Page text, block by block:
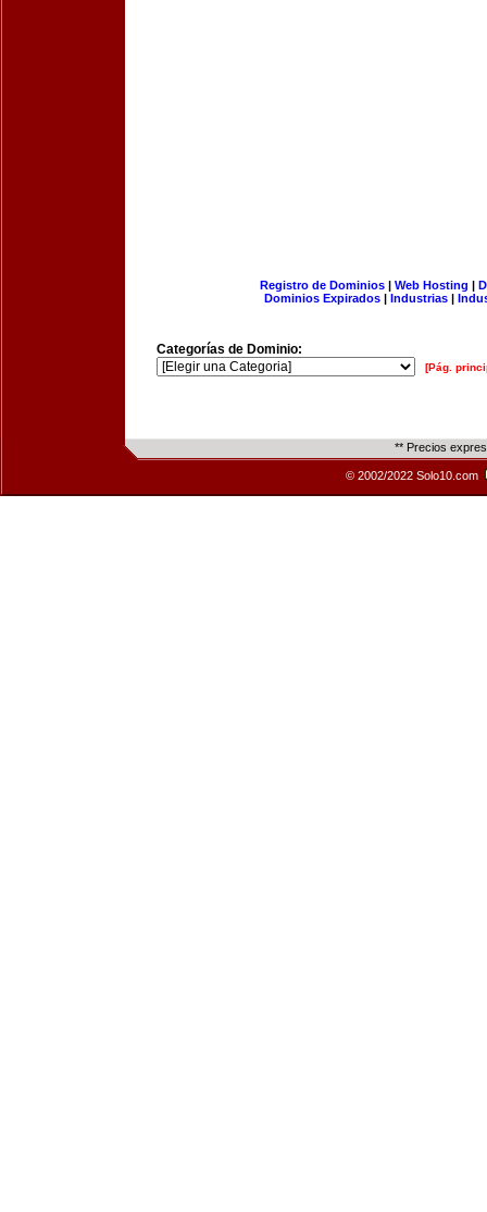
Registro de Dominios| Web Hosting |
Dominios Expirados | Industrias |
Categorías de Dominio:
[Pág.
** Precios
© 2002/2022 Solo10.com